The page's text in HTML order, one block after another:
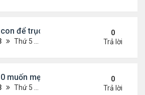
để trục lợi bảo hiểm
Thứ 5 Tháng 8 06, 2026 4:53 pm
0
Trả lời
muốn mẹ thua kém người khác"
Thứ 5 Tháng 8 06, 2026 4:50 pm
0
Trả lời